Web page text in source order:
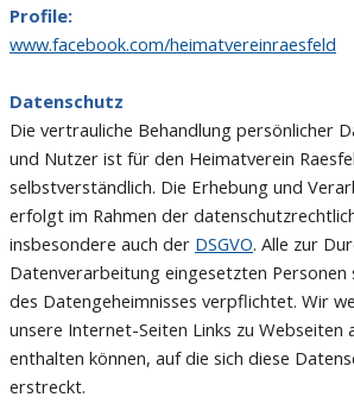
Profile:
www.facebook.com/heimatvereinraesfeld
Datenschutz
Die vertrauliche Behandlung persönlicher
und Nutzer ist für den Heimatverein
selbstverständlich. Die Erhebung und
erfolgt im Rahmen der
insbesondere auch der DSGVO. Alle zur
Datenverarbeitung eingesetzten Personen
des Datengeheimnisses verpflichtet. Wir
unsere Internet-Seiten Links zu Webseiten
enthalten können, auf die sich diese
erstreckt.